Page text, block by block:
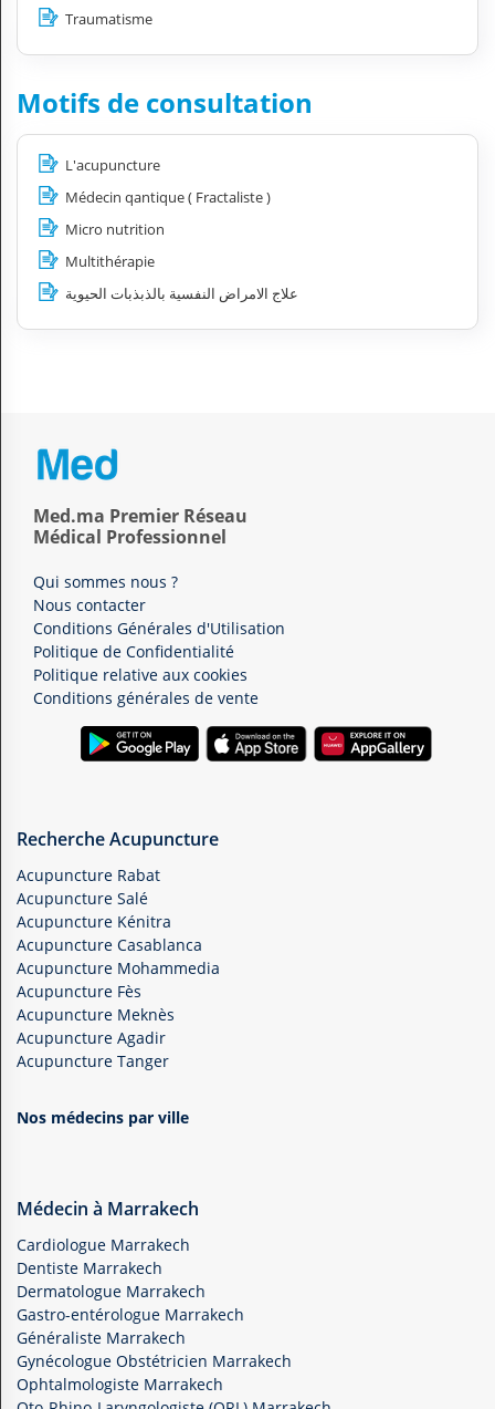
Traumatisme
Motifs de consultation
L'acupuncture
Médecin qantique ( Fractaliste )
Micro nutrition
Multithérapie
علاج الامراض النفسية بالذبذبات الحيوية
Med.ma Premier Réseau
Médical Professionnel
Qui sommes nous ?
Nous contacter
Conditions Générales d'Utilisation
Politique de Confidentialité
Politique relative aux cookies
Conditions générales de vente
Recherche Acupuncture
Acupuncture Rabat
Acupuncture Salé
Acupuncture Kénitra
Acupuncture Casablanca
Acupuncture Mohammedia
Acupuncture Fès
Acupuncture Meknès
Acupuncture Agadir
Acupuncture Tanger
Nos médecins par ville
Médecin à Marrakech
Cardiologue Marrakech
Dentiste Marrakech
Dermatologue Marrakech
Gastro-entérologue Marrakech
Généraliste Marrakech
Gynécologue Obstétricien Marrakech
Ophtalmologiste Marrakech